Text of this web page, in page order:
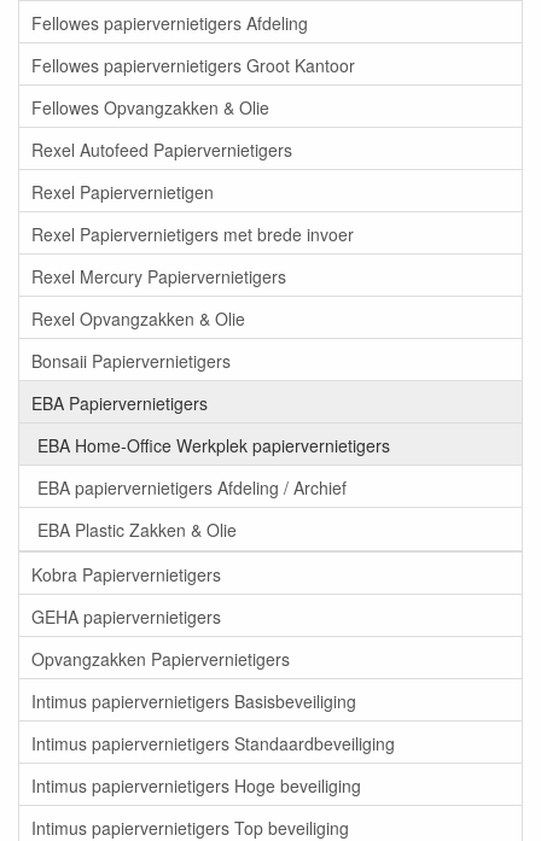
Fellowes papiervernietigers Afdeling
Fellowes papiervernietigers Groot Kantoor
Fellowes Opvangzakken & Olie
Rexel Autofeed Papiervernietigers
Rexel Papiervernietigen
Rexel Papiervernietigers met brede invoer
Rexel Mercury Papiervernietigers
Rexel Opvangzakken & Olie
Bonsaii Papiervernietigers
EBA Papiervernietigers
EBA Home-Office Werkplek papiervernietigers
EBA papiervernietigers Afdeling / Archief
EBA Plastic Zakken & Olie
Kobra Papiervernietigers
GEHA papiervernietigers
Opvangzakken Papiervernietigers
Intimus papiervernietigers Basisbeveiliging
Intimus papiervernietigers Standaardbeveiliging
Intimus papiervernietigers Hoge beveiliging
Intimus papiervernietigers Top beveiliging